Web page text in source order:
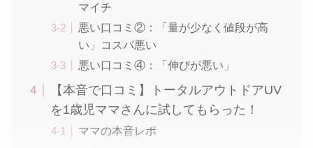
マイチ
悪い口コミ②：「量が少なく値段が高
い」コスパ悪い
悪い口コミ④：「伸びが悪い」
【本音で口コミ】トータルアウトドアUV
を1歳児ママさんに試してもらった！
ママの本音レポ